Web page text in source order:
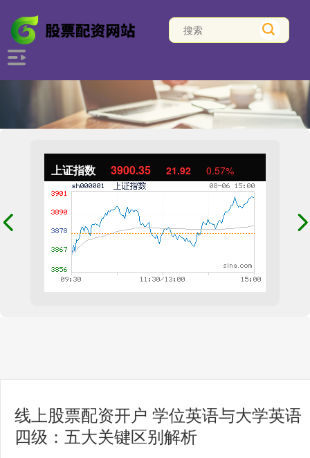
上证指数 3900.35 21.92 0.57%
线上股票配资开户 学位英语与大学英语
四级：五大关键区别解析